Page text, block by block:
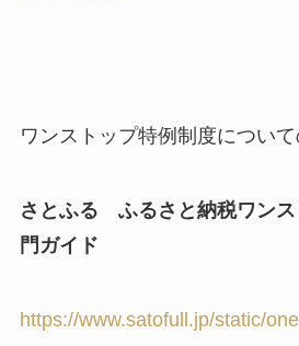
ワンストップ特例制度について
さとふる ふるさと納税ワンス
門ガイド
https://www.satofull.jp/static/